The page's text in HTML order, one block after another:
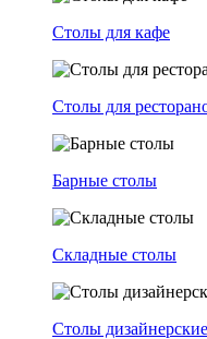
Столы для кафе
Столы для
Барные столы
Складные столы
Столы дизайнерские